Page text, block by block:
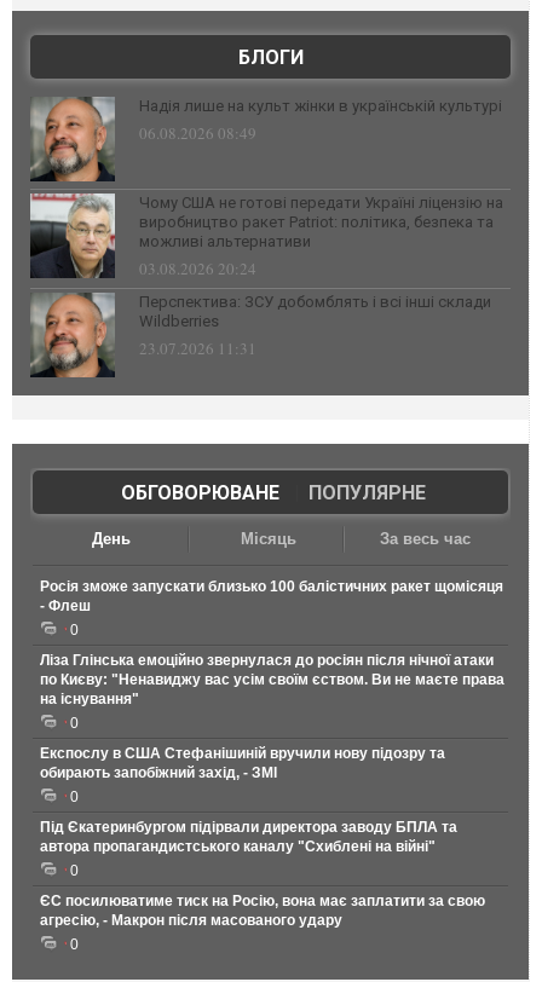
БЛОГИ
Надія лише на культ жінки в українській культурі
06.08.2026 08:49
Чому США не готові передати Україні ліцензію на
виробництво ракет Patriot: політика, безпека та
можливі альтернативи
03.08.2026 20:24
Перспектива: ЗСУ добомблять і всі інші склади
Wildberries
23.07.2026 11:31
ОБГОВОРЮВАНЕ| ПОПУЛЯРНЕ
День Місяць За весь час
Росія зможе запускати близько 100 балістичних ракет щомісяця
- Флеш
0
Ліза Глінська емоційно звернулася до росіян після нічної атаки
по Києву: "Ненавиджу вас усім своїм єством. Ви не маєте права
на існування"
0
Експослу в США Стефанішиній вручили нову підозру та
обирають запобіжний захід, - ЗМІ
0
Під Єкатеринбургом підірвали директора заводу БПЛА та
автора пропагандистського каналу "Схиблені на війні"
0
ЄС посилюватиме тиск на Росію, вона має заплатити за свою
агресію, - Макрон після масованого удару
0